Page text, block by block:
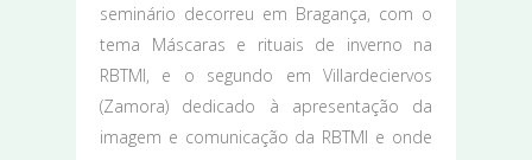
seminário decorreu em Bragança, com o
tema Máscaras e rituais de inverno na
RBTMI, e o segundo em Villardeciervos
(Zamora) dedicado à apresentação da
imagem e comunicação da RBTMI e onde